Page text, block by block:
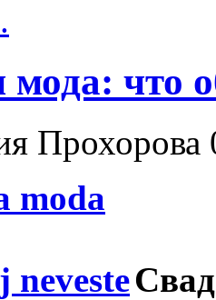
что
Прохорова